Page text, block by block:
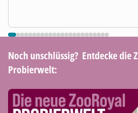
Noch unschlüssig? ​ Entdecke die
Probierwelt: